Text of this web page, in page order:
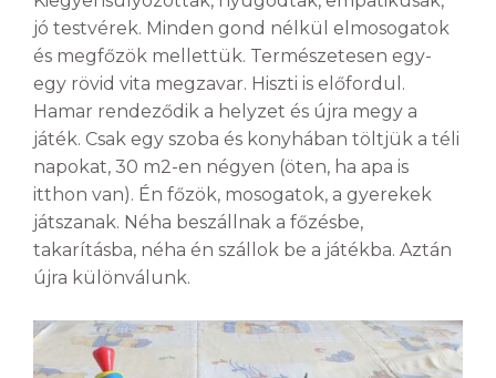
jó testvérek. Minden gond nélkül elmosogatok
és megfőzök mellettük. Természetesen egy-
egy rövid vita megzavar. Hiszti is előfordul.
Hamar rendeződik a helyzet és újra megy a
játék. Csak egy szoba és konyhában töltjük a téli
napokat, 30 m2-en négyen (öten, ha apa is
itthon van). Én főzök, mosogatok, a gyerekek
játszanak. Néha beszállnak a főzésbe,
takarításba, néha én szállok be a játékba. Aztán
újra különválunk.